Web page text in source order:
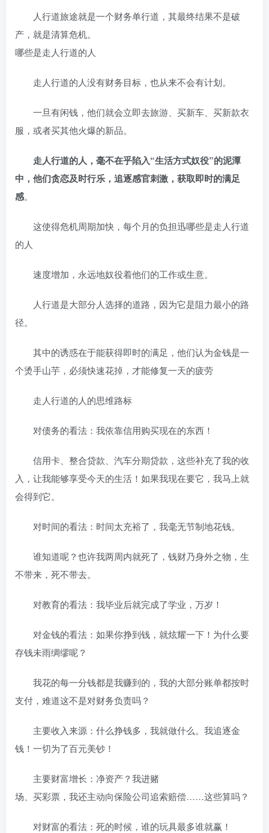
人行道旅途就是一个财务单行道，其最终结果不是破
产，就是清算危机。
哪些是走人行道的人
走人行道的人没有财务目标，也从来不会有计划。
一旦有闲钱，他们就会立即去旅游、买新车、买新款衣
服，或者买其他火爆的新品。
走人行道的人，毫不在乎陷入“生活方式奴役”的泥潭
中，他们贪恋及时行乐，追逐感官刺激，获取即时的满足
感。
这使得危机周期加快，每个月的负担迅哪些是走人行道
的人
速度增加，永远地奴役着他们的工作或生意。
人行道是大部分人选择的道路，因为它是阻力最小的路
径。
其中的诱惑在于能获得即时的满足，他们认为金钱是一
个烫手山芋，必须快速花掉，才能修复一天的疲劳
走人行道的人的思维路标
对债务的看法：我依靠信用购买现在的东西！
信用卡、整合贷款、汽车分期贷款，这些补充了我的收
入，让我能够享受今天的生活！如果我现在要它，我马上就
会得到它。
对时间的看法：时间太充裕了，我毫无节制地花钱。
谁知道呢？也许我两周内就死了，钱财乃身外之物，生
不带来，死不带去。
对教育的看法：我毕业后就完成了学业，万岁！
对金钱的看法：如果你挣到钱，就炫耀一下！为什么要
存钱未雨绸缪呢？
我花的每一分钱都是我赚到的，我的大部分账单都按时
支付，难道这不是对财务负责吗？
主要收入来源：什么挣钱多，我就做什么。我追逐金
钱！一切为了百元美钞！
主要财富增长：净资产？我进赌
场、买彩票，我还主动向保险公司追索赔偿……这些算吗？
对财富的看法：死的时候，谁的玩具最多谁就赢！